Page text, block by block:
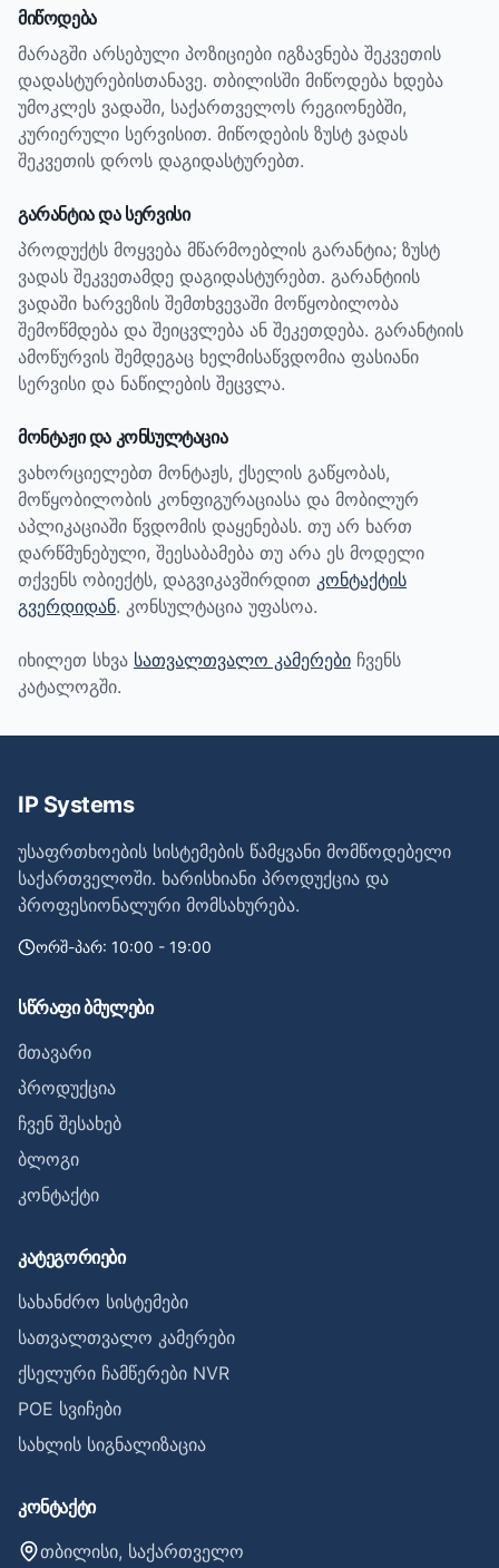
მიწოდება
მარაგში არსებული პოზიციები იგზავნება შეკვეთის
დადასტურებისთანავე. თბილისში მიწოდება ხდება
უმოკლეს ვადაში, საქართველოს რეგიონებში,
კურიერული სერვისით. მიწოდების ზუსტ ვადას
შეკვეთის დროს დაგიდასტურებთ.
გარანტია და სერვისი
პროდუქტს მოყვება მწარმოებლის გარანტია; ზუსტ
ვადას შეკვეთამდე დაგიდასტურებთ. გარანტიის
ვადაში ხარვეზის შემთხვევაში მოწყობილობა
შემოწმდება და შეიცვლება ან შეკეთდება. გარანტიის
ამოწურვის შემდეგაც ხელმისაწვდომია ფასიანი
სერვისი და ნაწილების შეცვლა.
მონტაჟი და კონსულტაცია
ვახორციელებთ მონტაჟს, ქსელის გაწყობას,
მოწყობილობის კონფიგურაციასა და მობილურ
აპლიკაციაში წვდომის დაყენებას. თუ არ ხართ
დარწმუნებული, შეესაბამება თუ არა ეს მოდელი
თქვენს ობიექტს, დაგვიკავშირდით კონტაქტის
გვერდიდან. კონსულტაცია უფასოა.
იხილეთ სხვა სათვალთვალო კამერები ჩვენს
კატალოგში.
IP Systems
უსაფრთხოების სისტემების წამყვანი მომწოდებელი
საქართველოში. ხარისხიანი პროდუქცია და
პროფესიონალური მომსახურება.
ორშ-პარ: 10:00 - 19:00
სწრაფი ბმულები
მთავარი
პროდუქცია
ჩვენ შესახებ
ბლოგი
კონტაქტი
კატეგორიები
სახანძრო სისტემები
სათვალთვალო კამერები
ქსელური ჩამწერები NVR
POE სვიჩები
სახლის სიგნალიზაცია
კონტაქტი
თბილისი, საქართველო